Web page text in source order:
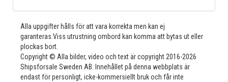
Alla uppgifter hålls för att vara korrekta men kan ej
garanteras.Viss utrustning ombord kan komma att bytas ut eller
plockas bort.
Copyright © Alla bilder, video och text är copyright 2016-2026
Shipsforsale Sweden AB. Innehållet på denna webbplats är
endast för personligt, icke-kommersiellt bruk och får inte